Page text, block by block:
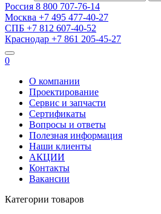
Россия 8 800 707-76-14
Москва +7 495 477-40-27
СПБ +7 812 607-40-52
Краснодар +7 861 205-45-27
0
О компании
Проектирование
Сервис и запчасти
Сертификаты
Вопросы и ответы
Полезная информация
Наши клиенты
АКЦИИ
Контакты
Вакансии
Категории товаров